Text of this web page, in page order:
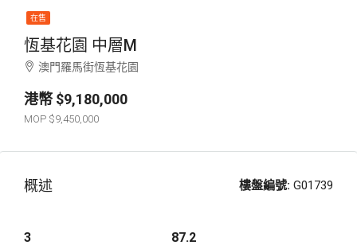
在售
恆基花園 中層M
澳門羅馬街恆基花園
$9,180,000
$9,450,000
概述 樓盤編號: G01739
3 87.2